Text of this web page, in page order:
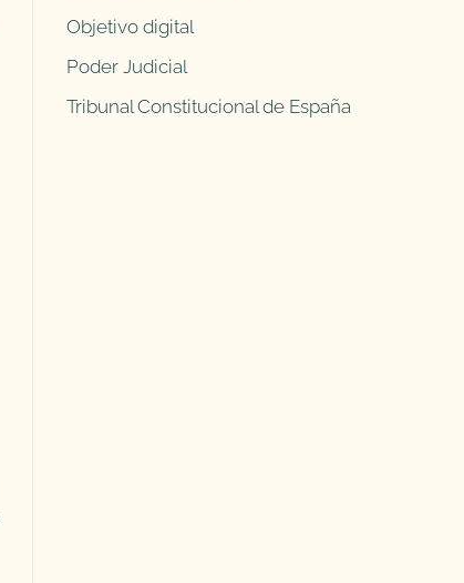
Objetivo digital
Poder Judicial
Tribunal Constitucional de España